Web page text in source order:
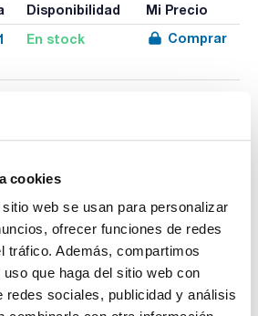
cookies
web se usan para personalizar
ofrecer funciones de redes
tráfico. Además, compartimos
que haga del sitio web con
redes sociales, publicidad y análisis
Disponibilidad Mi Precio
En stock Comprar
de residuos incluye una cubeta y
de un cuello de 42 mm de diámetro,
una boya de control de nivel, lo que
residuos más segura y eficiente.